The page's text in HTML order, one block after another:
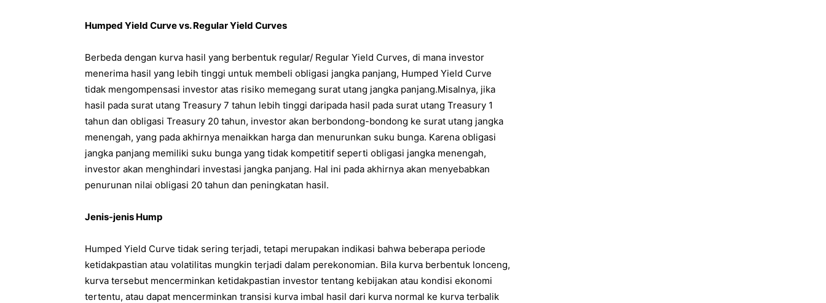
Humped Yield Curve vs. Regular Yield Curves
Berbeda dengan kurva hasil yang berbentuk regular/ Regular Yield Curves, di mana investor
menerima hasil yang lebih tinggi untuk membeli obligasi jangka panjang, Humped Yield Curve
tidak mengompensasi investor atas risiko memegang surat utang jangka panjang.Misalnya, jika
hasil pada surat utang Treasury 7 tahun lebih tinggi daripada hasil pada surat utang Treasury 1
tahun dan obligasi Treasury 20 tahun, investor akan berbondong-bondong ke surat utang jangka
menengah, yang pada akhirnya menaikkan harga dan menurunkan suku bunga. Karena obligasi
jangka panjang memiliki suku bunga yang tidak kompetitif seperti obligasi jangka menengah,
investor akan menghindari investasi jangka panjang. Hal ini pada akhirnya akan menyebabkan
penurunan nilai obligasi 20 tahun dan peningkatan hasil.
Jenis-jenis Hump
Humped Yield Curve tidak sering terjadi, tetapi merupakan indikasi bahwa beberapa periode
ketidakpastian atau volatilitas mungkin terjadi dalam perekonomian. Bila kurva berbentuk lonceng,
kurva tersebut mencerminkan ketidakpastian investor tentang kebijakan atau kondisi ekonomi
tertentu, atau dapat mencerminkan transisi kurva imbal hasil dari kurva normal ke kurva terbalik